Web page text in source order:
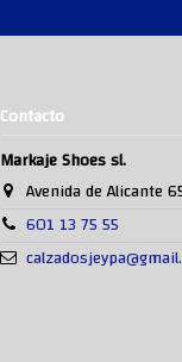
Contacto
Markaje Shoes sl.
Avenida de Alicante
601 13 75 55